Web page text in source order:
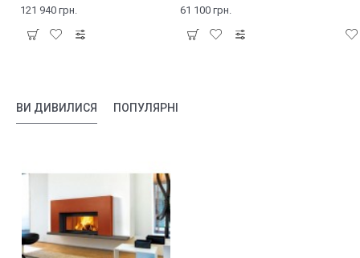
121 940 грн. 61 100 грн.
ВИ ДИВИЛИСЯ ПОПУЛЯРНІ